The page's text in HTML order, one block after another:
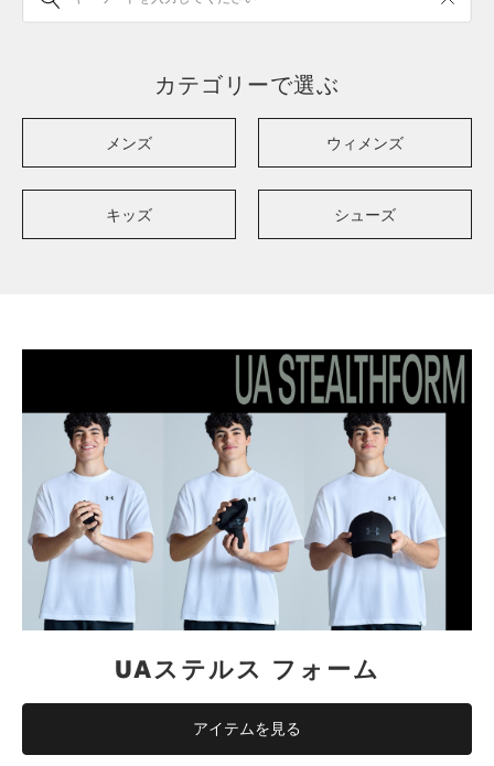
カテゴリーで選ぶ
メンズ ウィメンズ
キッズ シューズ
UAステルス フォーム
アイテムを見る